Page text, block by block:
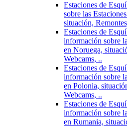
Estaciones de
sobre las
situación,
Estaciones de
información sobre
en Noruega,
Webcams, ..
Estaciones de
información sobre
en Polonia,
Webcams, ..
Estaciones de
información sobre
en Rumania,